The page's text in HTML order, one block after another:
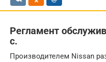
Регламент
с.
Производителем Nissan